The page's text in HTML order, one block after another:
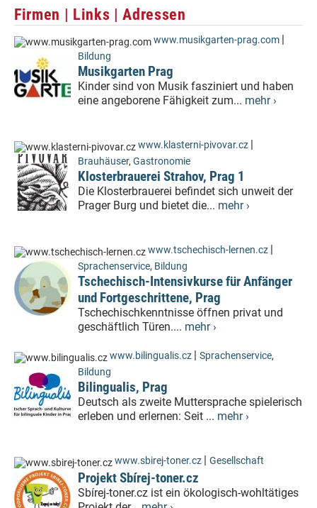
Firmen | Links | Adressen
www.musikgarten-prag.com |
Bildung
Musikgarten Prag
Kinder sind von Musik fasziniert und haben
eine angeborene Fähigkeit zum... mehr ›
www.klasterni-pivovar.cz |
Brauhäuser, Gastronomie
Klosterbrauerei Strahov, Prag 1
Die Klosterbrauerei befindet sich unweit der
Prager Burg und bietet die... mehr ›
www.tschechisch-lernen.cz |
Sprachenservice, Bildung
Tschechisch-Intensivkurse für Anfänger
und Fortgeschrittene, Prag
Tschechischkenntnisse öffnen privat und
geschäftlich Türen.... mehr ›
www.bilingualis.cz | Sprachenservice,
Bildung
Bilingualis, Prag
Deutsch als zweite Muttersprache spielerisch
erleben und erlernen: Seit ... mehr ›
www.sbirej-toner.cz | Gesellschaft
Projekt Sbírej-toner.cz
Sbírej-toner.cz ist ein ökologisch-wohltätiges